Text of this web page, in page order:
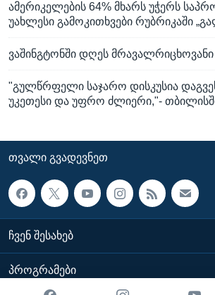
ამერიკელების 64% მხარს უჭერს
უახლესი გამოკითხვები რუბრიკაში
ვაშინგტონში დღეს მრავალრიცხოვანი
"გულწრფელი საჯარო დისკუსია
უკეთესი და უფრო ძლიერი,"-
ᲗᲕᲐᲚᲘ ᲒᲕᲐᲓᲔᲕᲜᲔᲗ
ᲩᲕᲔᲜ ᲨᲔᲡᲐᲮᲔᲑ
ᲞᲠᲝᲒᲠᲐᲛᲔᲑᲘ